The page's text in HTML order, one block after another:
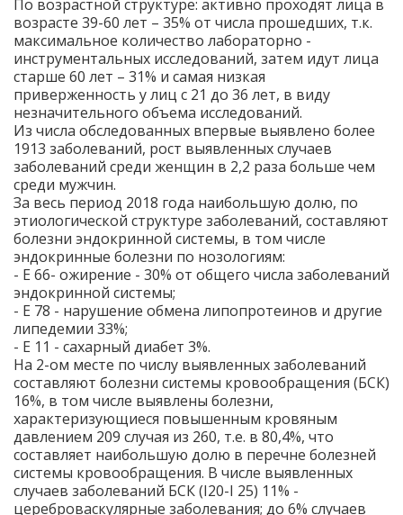
По возрастной структуре: активно проходят лица в
возрасте 39-60 лет – 35% от числа прошедших, т.к.
максимальное количество лабораторно -
инструментальных исследований, затем идут лица
старше 60 лет – 31% и самая низкая
приверженность у лиц с 21 до 36 лет, в виду
незначительного объема исследований.
Из числа обследованных впервые выявлено более
1913 заболеваний, рост выявленных случаев
заболеваний среди женщин в 2,2 раза больше чем
среди мужчин.
За весь период 2018 года наибольшую долю, по
этиологической структуре заболеваний, составляют
болезни эндокринной системы, в том числе
эндокринные болезни по нозологиям:
- Е 66- ожирение - 30% от общего числа заболеваний
эндокринной системы;
- Е 78 - нарушение обмена липопротеинов и другие
липедемии 33%;
- Е 11 - сахарный диабет 3%.
На 2-ом месте по числу выявленных заболеваний
составляют болезни системы кровообращения (БСК)
16%, в том числе выявлены болезни,
характеризующиеся повышенным кровяным
давлением 209 случая из 260, т.е. в 80,4%, что
составляет наибольшую долю в перечне болезней
системы кровообращения. В числе выявленных
случаев заболеваний БСК (I20-I 25) 11% -
цереброваскулярные заболевания; до 6% случаев